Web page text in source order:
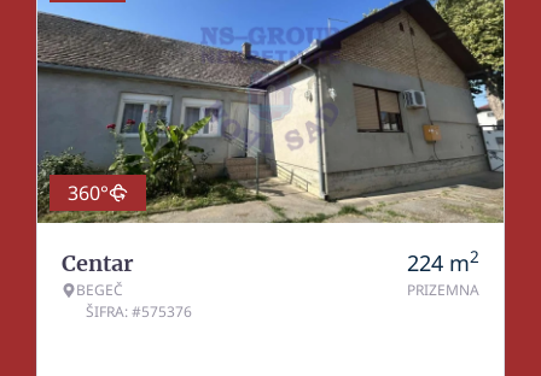
360°
Centar
BEGEČ
ŠIFRA: #575376
224 m2
PRIZEMNA